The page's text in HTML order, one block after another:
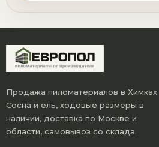
Продажа пиломатериалов в Химках.
Сосна и ель, ходовые размеры в
наличии, доставка по Москве и
области, самовывоз со склада.